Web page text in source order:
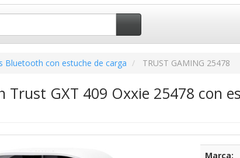
Bluetooth con estuche de carga TRUST GAMING 25478
Trust GXT 409 Oxxie 25478 con
Marca: